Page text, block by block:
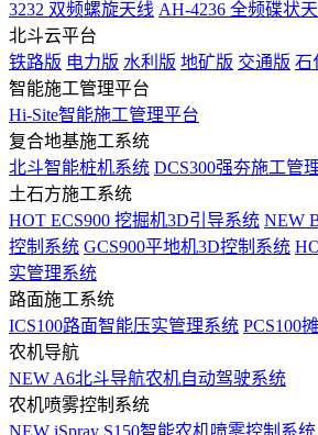
3232 双频螺旋天线 AH-4236 全频碟状
北斗云平台
铁路版 电力版 水利版 地矿版 交通版 石
智能施工管理平台
Hi-Site智能施工管理平台
复合地基施工系统
北斗智能桩机系统 DCS300强夯施工管
土石方施工系统
HOT ECS900 挖掘机3D引导系统 NEW
控制系统 GCS900平地机3D控制系统
实管理系统
路面施工系统
ICS100路面智能压实管理系统 PCS100
农机导航
NEW A6北斗导航农机自动驾驶系统
农机喷雾控制系统
NEW iSpray S150智能农机喷雾控制系统